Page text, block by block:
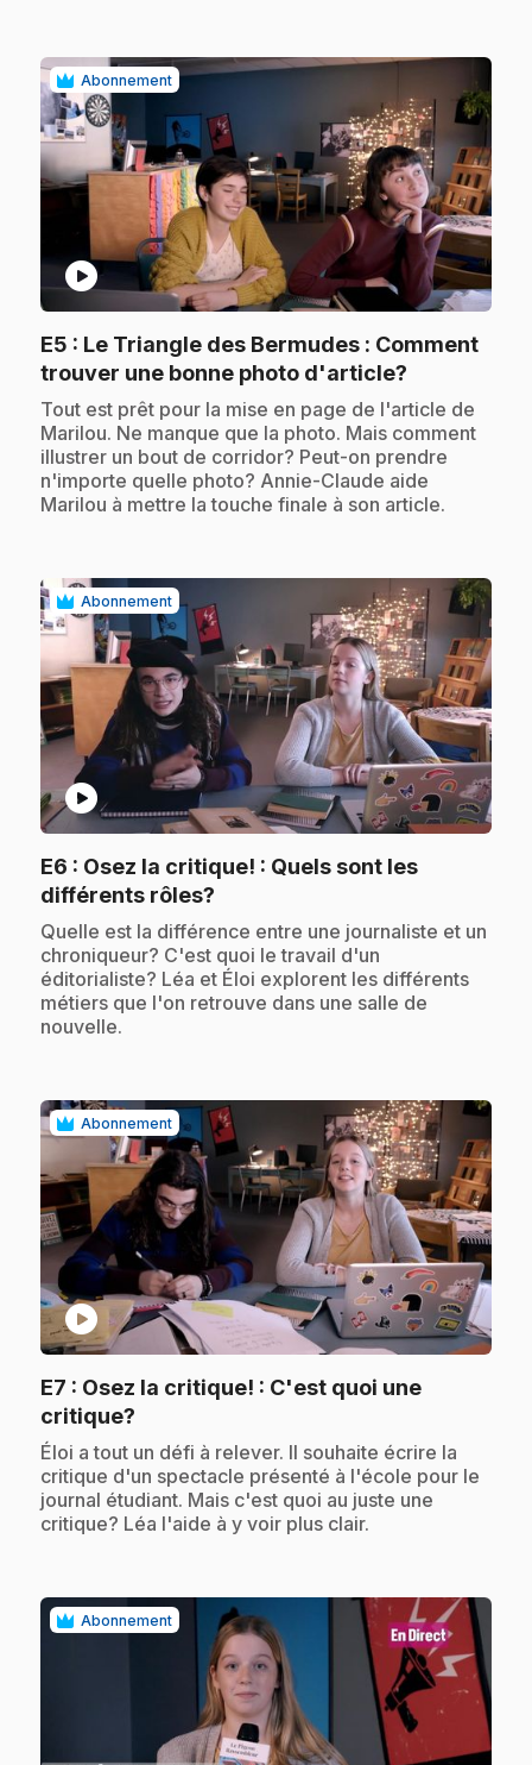
Abonnement
play_circle
E5 : Le Triangle des Bermudes : Comment
trouver une bonne photo d'article?
.Tout est prêt pour la mise en page de l'article de
Marilou. Ne manque que la photo. Mais comment
illustrer un bout de corridor? Peut-on prendre
n'importe quelle photo? Annie-Claude aide
Marilou à mettre la touche finale à son article.
Abonnement
play_circle
E6 : Osez la critique! : Quels sont les
différents rôles?
.Quelle est la différence entre une journaliste et un
chroniqueur? C'est quoi le travail d'un
éditorialiste? Léa et Éloi explorent les différents
métiers que l'on retrouve dans une salle de
nouvelle.
Abonnement
play_circle
E7 : Osez la critique! : C'est quoi une
critique?
.Éloi a tout un défi à relever. Il souhaite écrire la
critique d'un spectacle présenté à l'école pour le
journal étudiant. Mais c'est quoi au juste une
critique? Léa l'aide à y voir plus clair.
Abonnement